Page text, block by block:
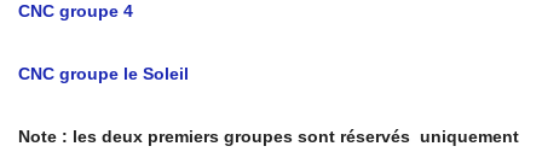
CNC groupe 4
CNC groupe le Soleil
Note : les deux premiers groupes sont réservés uniquement